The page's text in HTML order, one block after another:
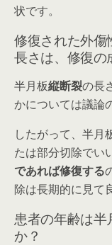
状です。
修復された外傷
長さは、修復の
半月板縦断裂の長
かについては議論
したがって、半月
たは部分切除でい
であれば修復する
除は長期的に見て
患者の年齢は
か？